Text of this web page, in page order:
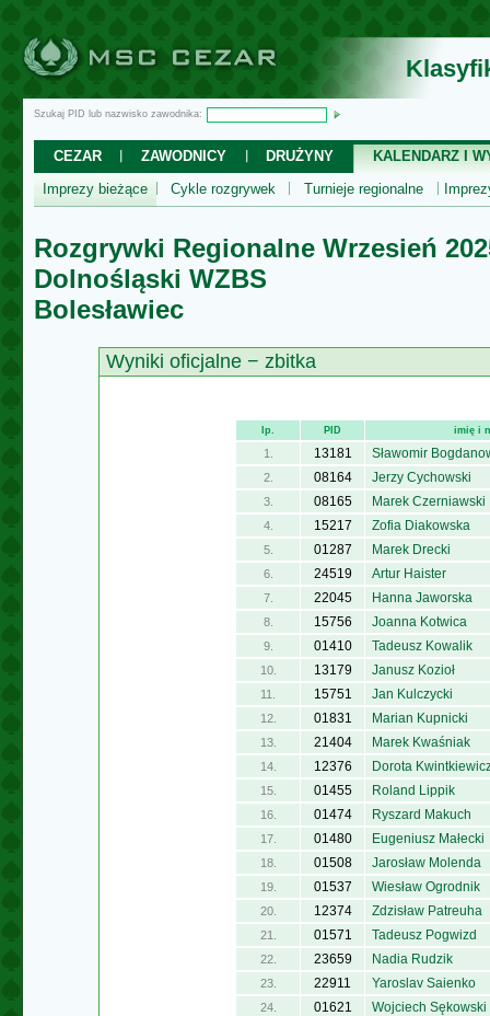
Szukaj PID lub nazwisko zawodnika:
CEZAR ZAWODNICY DRUŻYNY
KALENDARZ I
Imprezy bieżące
Cykle rozgrywek Turnieje regionalne
Rozgrywki Regionalne Wrzesień
Dolnośląski WZBS
Bolesławiec
Wyniki oficjalne − zbitka
lp. PID imię i
1. 13181 Sławomir
2. 08164 Jerzy Cychowski
3. 08165 Marek Czerniawski
4. 15217 Zofia Diakowska
5. 01287 Marek Drecki
6. 24519 Artur Haister
7. 22045 Hanna Jaworska
8. 15756 Joanna Kotwica
9. 01410 Tadeusz Kowalik
10. 13179 Janusz Kozioł
11. 15751 Jan Kulczycki
12. 01831 Marian Kupnicki
13. 21404 Marek Kwaśniak
14. 12376 Dorota
15. 01455 Roland Lippik
16. 01474 Ryszard Makuch
17. 01480 Eugeniusz Małecki
18. 01508 Jarosław Molenda
19. 01537 Wiesław Ogrodnik
20. 12374 Zdzisław Patreuha
21. 01571 Tadeusz Pogwizd
22. 23659 Nadia Rudzik
23. 22911 Yaroslav Saienko
24. 01621 Wojciech Sękowski